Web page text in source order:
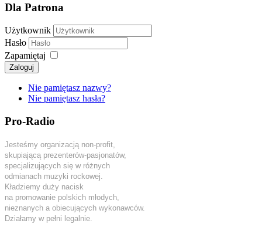
Dla Patrona
Użytkownik
Hasło
Zapamiętaj
Zaloguj
Nie pamiętasz nazwy?
Nie pamiętasz hasła?
Pro-Radio
Jesteśmy organizacją non-profit,
skupiającą prezenterów-pasjonatów,
specjalizujących się w różnych
odmianach muzyki rockowej.
Kładziemy duży nacisk
na promowanie polskich młodych,
nieznanych a obiecujących wykonawców.
Działamy w pełni legalnie.